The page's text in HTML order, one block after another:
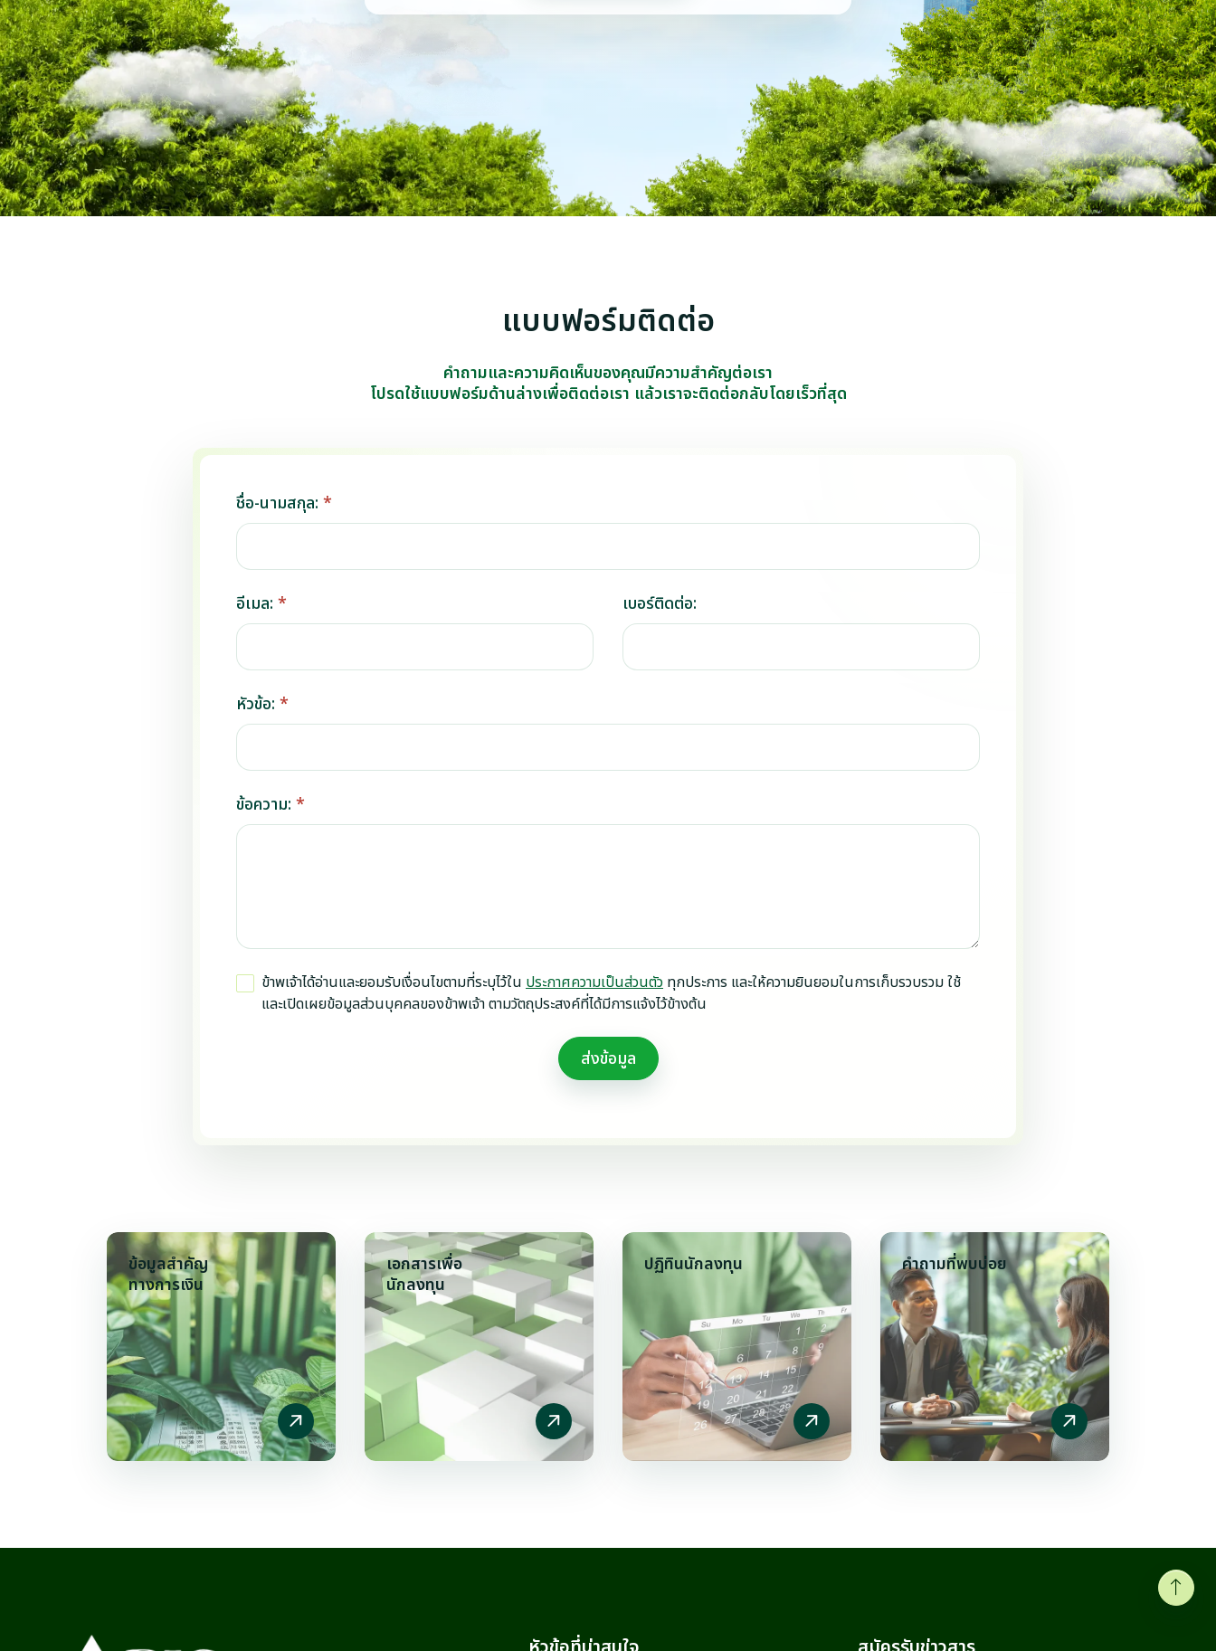
แบบฟอร์มติดต่อ
คำถามและความคิดเห็นของคุณมีความสำคัญต่อเรา
โปรดใช้แบบฟอร์มด้านล่างเพื่อติดต่อเรา แล้วเราจะติดต่อกลับโดยเร็วที่สุด
ชื่อ-นามสกุล: *
อีเมล: * เบอร์ติดต่อ:
หัวข้อ: *
ข้อความ: *
ข้าพเจ้าได้อ่านและยอมรับเงื่อนไขตามที่ระบุไว้ใน ประกาศความเป็นส่วนตัว ทุกประการ และให้ความยินยอมในการเก็บรวบรวม ใช้
และเปิดเผยข้อมูลส่วนบุคคลของข้าพเจ้า ตามวัตถุประสงค์ที่ได้มีการแจ้งไว้ข้างต้น
ส่งข้อมูล
ข้อมูลสำคัญ
ทางการเงิน
เอกสารเพื่อ
นักลงทุน
ปฏิทินนักลงทุน คำถามที่พบบ่อย